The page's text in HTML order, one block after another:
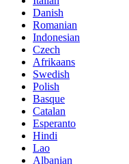
Danish
Romanian
Indonesian
Czech
Afrikaans
Swedish
Polish
Basque
Catalan
Esperanto
Hindi
Lao
Albanian